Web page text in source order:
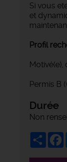
Si vous
et
Profil
Permis B
Durée
Non
Share